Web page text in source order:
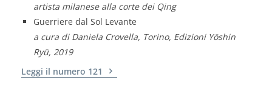
artista milanese alla corte dei Qing
Guerriere dal Sol Levante
a cura di Daniela Crovella, Torino, Edizioni Yōshin
Ryū, 2019
Leggi il numero 121